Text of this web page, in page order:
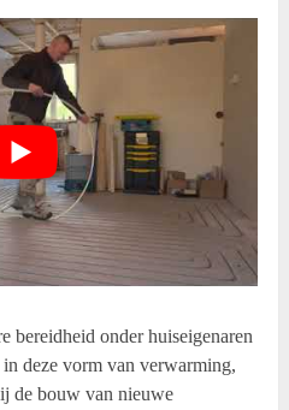
bereidheid onder huiseigenaren
deze vorm van verwarming,
de bouw van nieuwe